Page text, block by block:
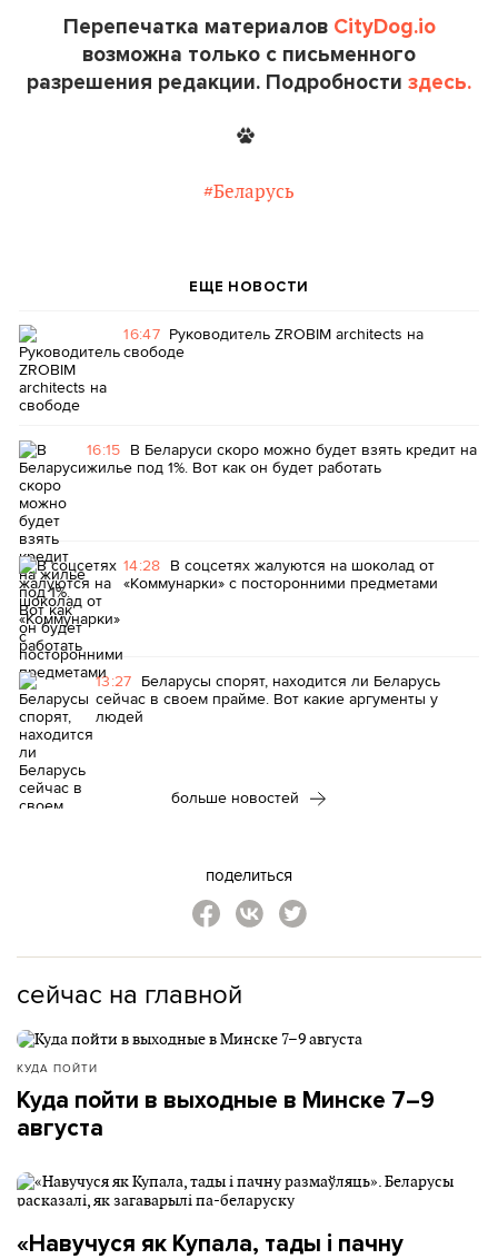
Перепечатка материалов CityDog.io
возможна только с письменного
разрешения редакции. Подробности здесь.
#Беларусь
ЕЩЕ НОВОСТИ
16:47 Руководитель ZROBIM architects на
свободе
16:15 В Беларуси скоро можно будет взять кредит на
жилье под 1%. Вот как он будет работать
14:28 В соцсетях жалуются на шоколад от
«Коммунарки» с посторонними предметами
13:27 Беларусы спорят, находится ли Беларусь
сейчас в своем прайме. Вот какие аргументы у
людей
больше новостей
поделиться
сейчас на главной
КУДА ПОЙТИ
Куда пойти в выходные в Минске 7–9
августа
«Навучуся як Купала, тады і пачну